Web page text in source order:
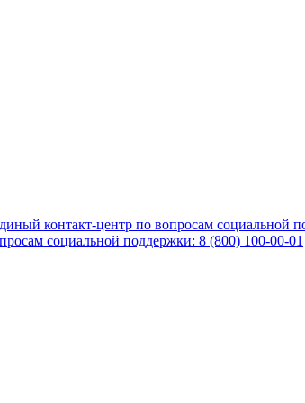
контакт-центр по вопросам социальной
социальной поддержки: 8 (800) 100-00-01